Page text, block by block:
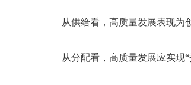
从供给看，高质量发展表现为创
从分配看，高质量发展应实现“